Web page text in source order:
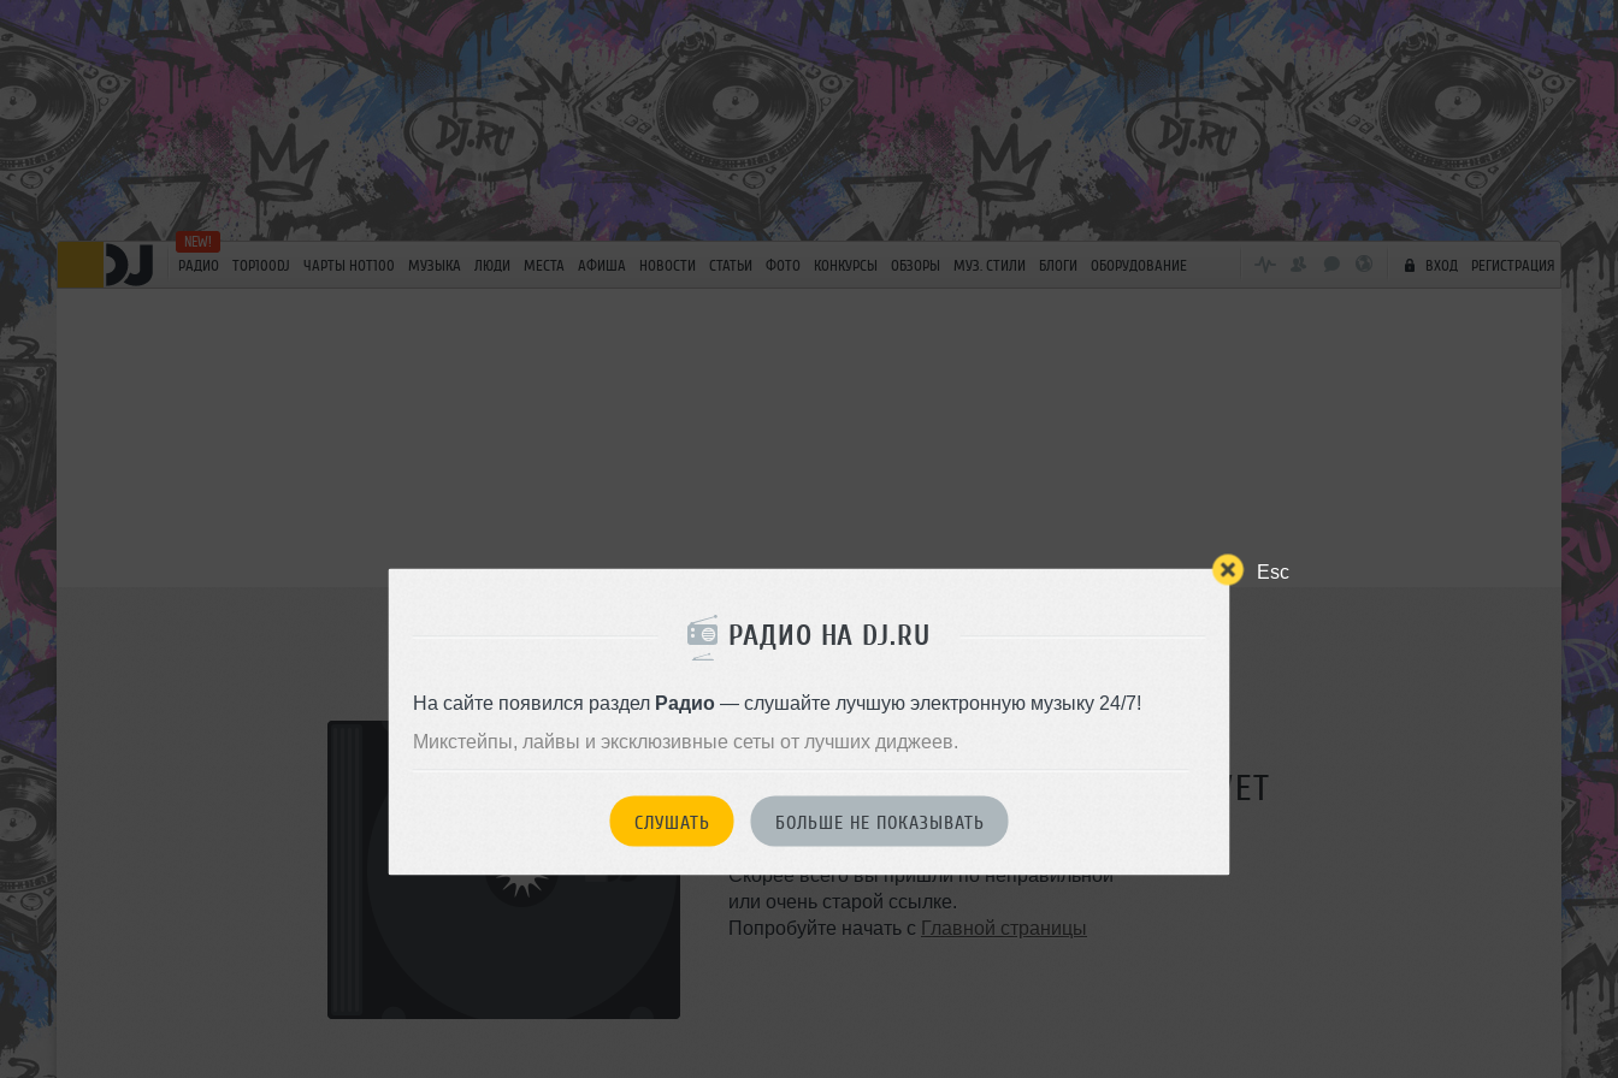
Esc
РАДИО НА DJ.RU
На сайте появился раздел Радио— слушайте лучшую электронную музыку 24/7!
Микстейпы, лайвы и эксклюзивные сеты от лучших диджеев.
СЛУШАТЬ БОЛЬШЕ НЕ ПОКАЗЫВАТЬ
РАДИО TOP100DJ ЧАРТЫ HOT100 МУЗЫКА ЛЮДИ МЕСТА АФИША НОВОСТИ СТАТЬИ ФОТО КОНКУРСЫ ОБЗОРЫ МУЗ. СТИЛИ БЛОГИ ОБОРУДОВАНИЕ ВХОД РЕГИСТРАЦИЯ
ТАКОЙ СТРАНИЦЫ НЕ СУЩЕСТВУЕТ
Ошибка 404
Скорее всего вы пришли по неправильной
или очень старой ссылке.
Попробуйте начать с Главной страницы